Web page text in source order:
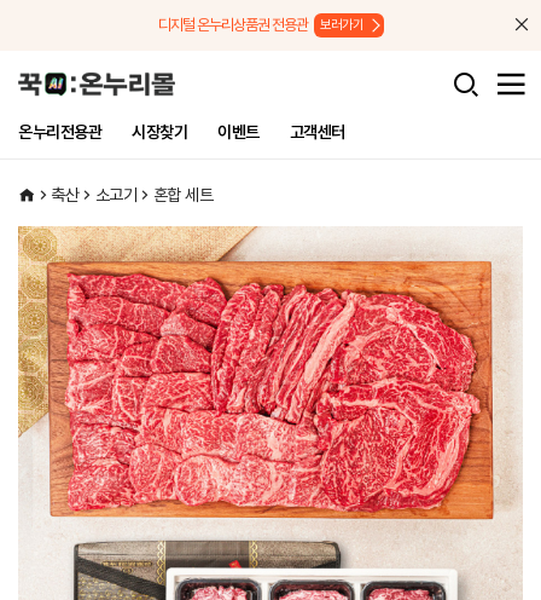
디지털 온누리상품권 전용관 보러가기
온누리전용관 시장찾기 이벤트 고객센터
축산 소고기 혼합 세트